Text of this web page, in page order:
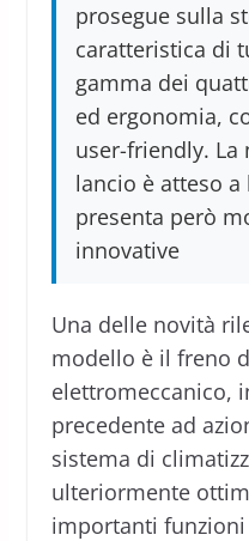
prosegue sulla
caratteristica di
gamma dei
ed ergonomia,
user-friendly. La
lancio è atteso
presenta però
innovative
Una delle novità
modello è il freno
elettromeccanico,
precedente ad
sistema di
ulteriormente
importanti funzioni